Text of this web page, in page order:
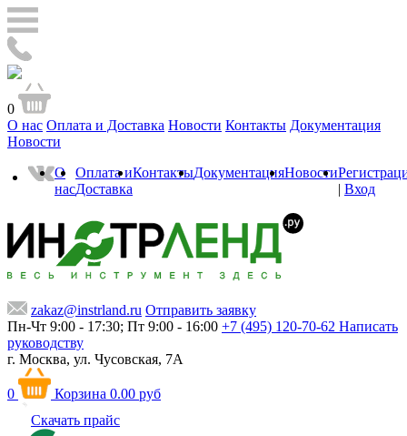
0
О нас Оплата и Доставка Новости Контакты Документация
Новости
О
нас
Оплата и
Доставка
КонтактыДокументацияНовости
| Вход
zakaz@instrland.ru Отправить заявку
Пн-Чт 9:00 - 17:30; Пт 9:00 - 16:00 +7 (495) 120-70-62 Написать
руководству
г. Москва, ул. Чусовская, 7А
0 Корзина 0.00 руб
Скачать прайс